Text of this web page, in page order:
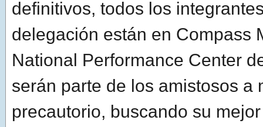
definitivos, todos los
delegación están en Compass
National Performance Center
serán parte de los amistosos a
precautorio, buscando su